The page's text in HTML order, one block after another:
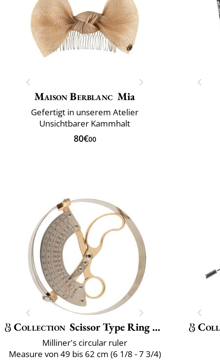
Maison Berblanc Mia
Gefertigt in unserem Atelier
Unsichtbarer Kammhalt
80€00
Collection Scissor Type Ring Compass Size
Milliner's circular ruler
Measure von 49 bis 62 cm (6 1/8 - 7 3/4)